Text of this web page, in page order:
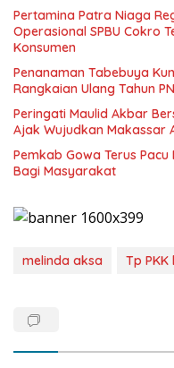
Pertamina Patra Niaga
Operasional SPBU Cokro
Konsumen
Penanaman Tabebuya
Rangkaian Ulang Tahun
Peringati Maulid Akbar
Ajak Wujudkan Makassar
Pemkab Gowa Terus
Bagi Masyarakat
melinda aksa Tp